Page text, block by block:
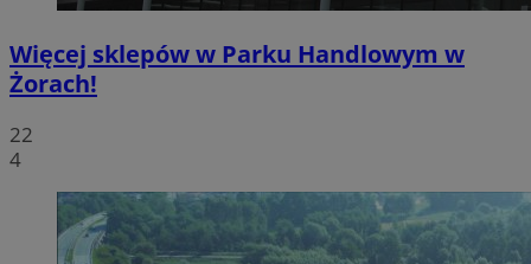
Więcej sklepów w Parku Handlowym w
Żorach!
22
4